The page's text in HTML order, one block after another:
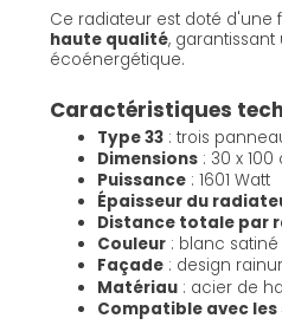
Ce radiateur est doté d'une
haute qualité,
écoénergétique.
Caractéristiques
Type 33 : trois
Dimensions : 30 x 100
Puissance : 1601 Watt
Épaisseur du
Distance totale par
Couleur : blanc satiné
Façade : design
Matériau : acier de
Compatible avec